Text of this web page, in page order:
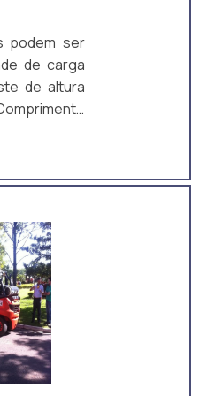
podem ser
de altura
por perfis
estrutura é
de
e (b)